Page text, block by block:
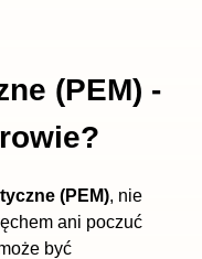
(PEM) -
(PEM), nie
ani poczuć
być